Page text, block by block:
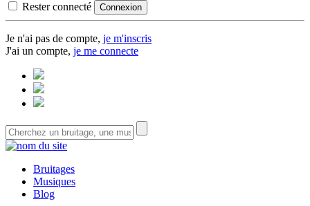
Rester connecté
Je n'ai pas de compte, je m'inscris
J'ai un compte, je me connecte
Bruitages
Musiques
Blog